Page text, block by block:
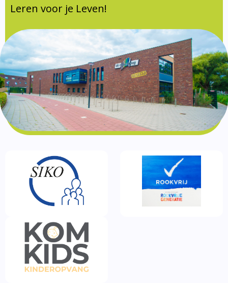
Formulieren
SIKO
Leren voor je Leven!